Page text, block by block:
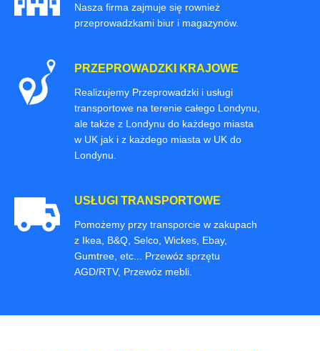
Nasza firma zajmuje się rownież
przeprowadzkami biur i magazynów.
PRZEPROWADZKI KRAJOWE
Realizujemy Przeprowadzki i usługi
transportowe na terenie całego Londynu,
ale także z Londynu do każdego miasta
w UK jak i z każdego miasta w UK do
Londynu.
USŁUGI TRANSPORTOWE
Pomożemy przy transporcie w zakupach
z Ikea, B&Q, Selco, Wickes, Ebay,
Gumtree, etc... Przewóz sprzętu
AGD/RTV, Przewóz mebli.